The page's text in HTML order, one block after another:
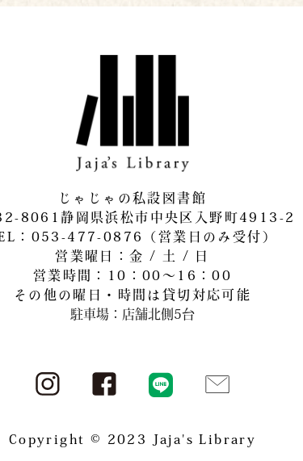
じゃじゃの私設図書館
8061静岡県浜松市中央区入野町4913-2
：053-477-0876（営業日のみ受付）
営業曜日：金 / 土 / 日
営業時間：10：00～16：00
その他の曜日・時間は貸切対応可能
駐車場：店舗北側5台
Copyright © 2023 Jaja's Library